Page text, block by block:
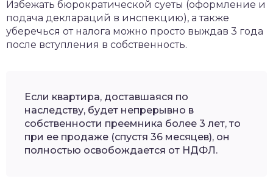
Избежать бюрократической суеты (оформление и
подача деклараций в инспекцию), а также
уберечься от налога можно просто выждав 3 года
после вступления в собственность.
Если квартира, доставшаяся по
наследству, будет непрерывно в
собственности преемника более 3 лет, то
при ее продаже (спустя 36 месяцев), он
полностью освобождается от НДФЛ.